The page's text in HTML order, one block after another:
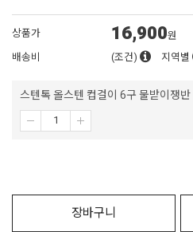
상품가 16,900원
배송비
(조건) 지역별
스텐톡 올스텐 컵걸이 6구 물받이쟁
장바구니